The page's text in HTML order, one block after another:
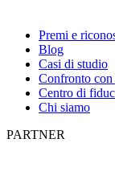
Premi e
Blog
Casi di studio
Confronto con
Centro di
Chi siamo
PARTNER